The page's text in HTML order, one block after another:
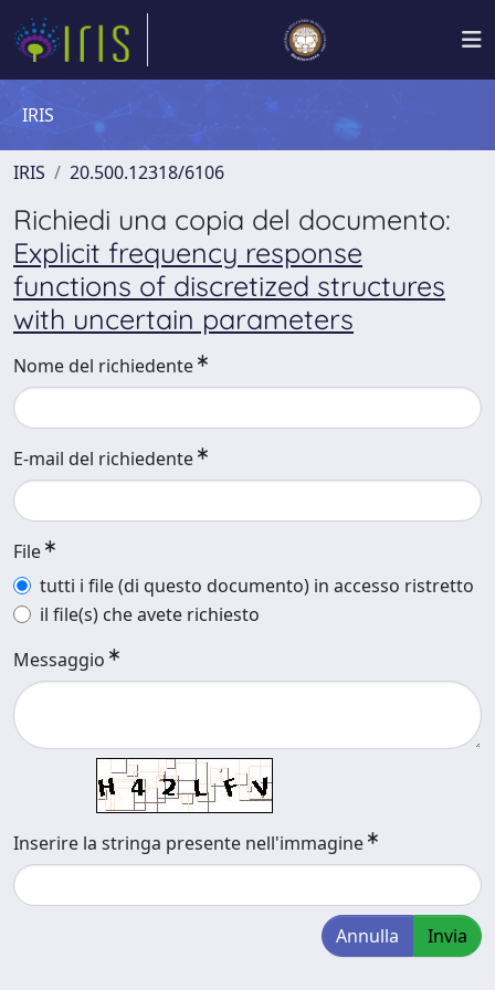
IRIS
IRIS 20.500.12318/6106
Richiedi una copia del documento:
Explicit frequency response
functions of discretized structures
with uncertain parameters
Nome del richiedente
E-mail del richiedente
File
tutti i file (di questo documento) in accesso ristretto
il file(s) che avete richiesto
Messaggio
Inserire la stringa presente nell'immagine
Annulla Invia